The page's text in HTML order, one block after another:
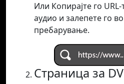
Или Копирајте го
аудио и залепете го
пребарување.
Страница за